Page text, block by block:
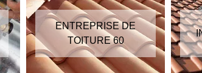
ENTREPRISE DE
TOITURE 60